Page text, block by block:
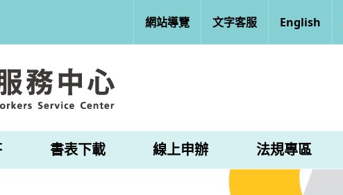
網站導覽 文字客服 English
書表下載 線上申辦 法規專區